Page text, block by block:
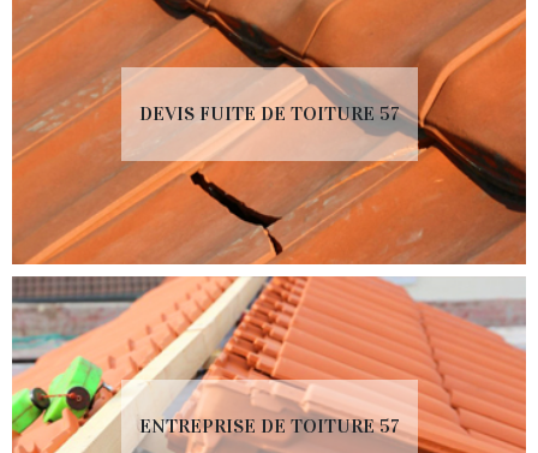
DEVIS FUITE DE TOITURE 57
ENTREPRISE DE TOITURE 57